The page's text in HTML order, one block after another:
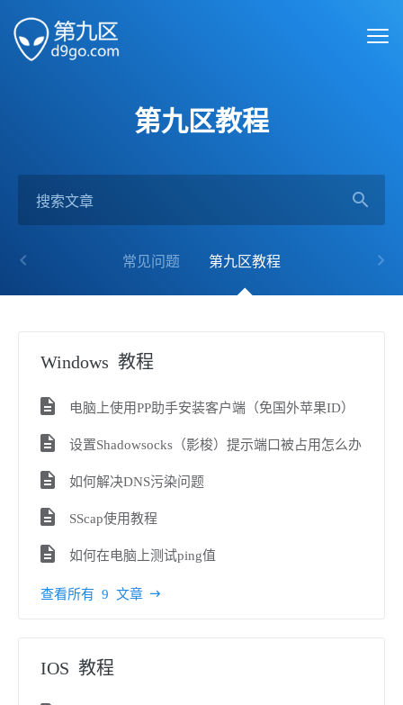
第九区教程
常见问题 第九区教程
Windows 教程
电脑上使用PP助手安装客户端（免国外苹果ID）
设置Shadowsocks（影梭）提示端口被占用怎么办
如何解决DNS污染问题
SScap使用教程
如何在电脑上测试ping值
查看所有 9 文章
IOS 教程